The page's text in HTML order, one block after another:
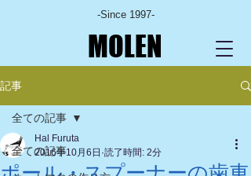
-Since 1997-
MOLEN
記事
全ての記事
全ての記事
Hal Furuta
2016年10月6日 読了時間: 2分